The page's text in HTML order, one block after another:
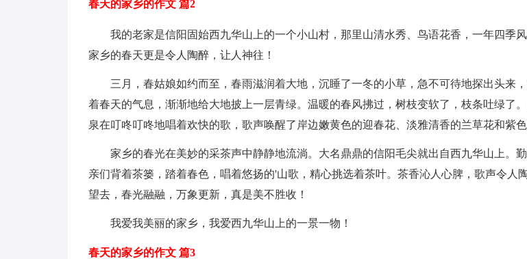
春天的家乡的作文 篇2
我的老家是信阳固始西九华山上的一个小山村，那里山清水秀、鸟语花香，一年四季
家乡的春天更是令人陶醉，让人神往！
三月，春姑娘如约而至，春雨滋润着大地，沉睡了一冬的小草，急不可待地探出头来，
着春天的气息，渐渐地给大地披上一层青绿。温暖的春风拂过，树枝变软了，枝条吐绿了
泉在叮咚叮咚地唱着欢快的歌，歌声唤醒了岸边嫩黄色的迎春花、淡雅清香的兰草花和紫色
家乡的春光在美妙的采茶声中静静地流淌。大名鼎鼎的信阳毛尖就出自西九华山上。
亲们背着茶篓，踏着春色，唱着悠扬的'山歌，精心挑选着茶叶。茶香沁人心脾，歌声令人
望去，春光融融，万象更新，真是美不胜收！
我爱我美丽的家乡，我爱西九华山上的一景一物！
春天的家乡的作文 篇3